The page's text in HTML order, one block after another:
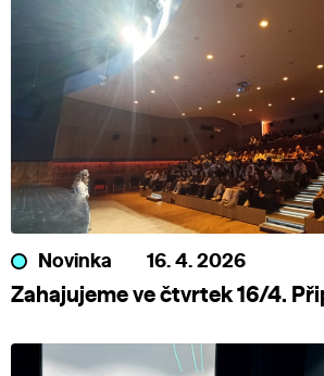
Novinka 16. 4. 2026
Zahajujeme ve čtvrtek 16/4.